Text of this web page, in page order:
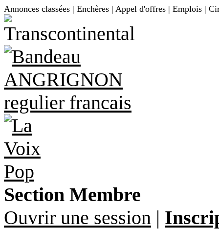
Annonces classées | Enchères | Appel d'offres | Emplois |
Section Membre
Ouvrir une session |